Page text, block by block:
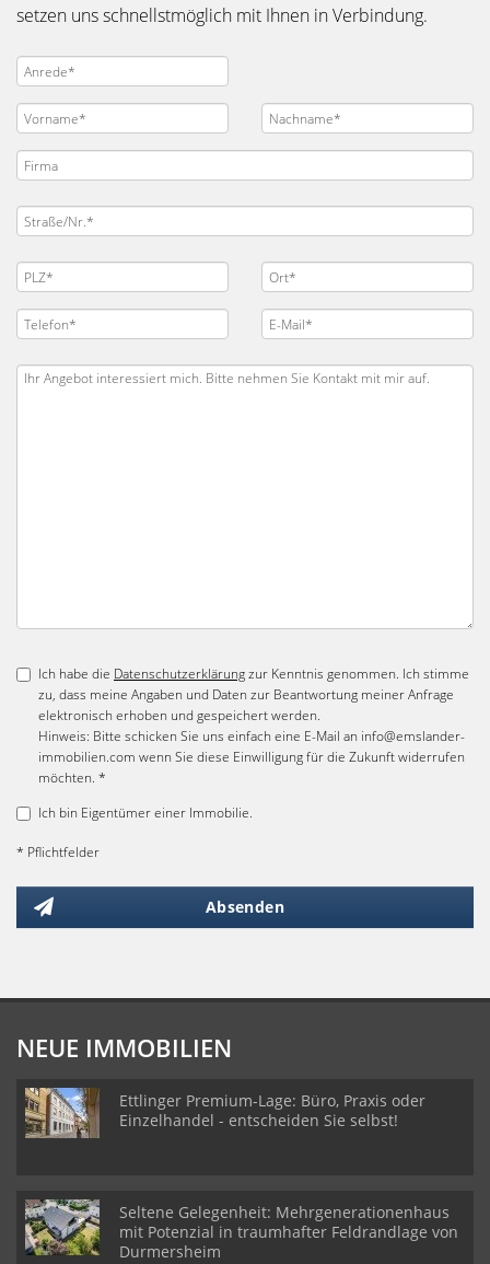
setzen uns schnellstmöglich mit Ihnen in Verbindung.
Ich habe die Datenschutzerklärungzur Kenntnis genommen. Ich stimme
zu, dass meine Angaben und Daten zur Beantwortung meiner Anfrage
elektronisch erhoben und gespeichert werden.
Hinweis: Bitte schicken Sie uns einfach eine E-Mail an info@emslander-
immobilien.com wenn Sie diese Einwilligung für die Zukunft widerrufen
möchten. *
Ich bin Eigentümer einer Immobilie.
* Pflichtfelder
Absenden
NEUE IMMOBILIEN
Ettlinger Premium-Lage: Büro, Praxis oder
Einzelhandel - entscheiden Sie selbst!
Seltene Gelegenheit: Mehrgenerationenhaus
mit Potenzial in traumhafter Feldrandlage von
Durmersheim